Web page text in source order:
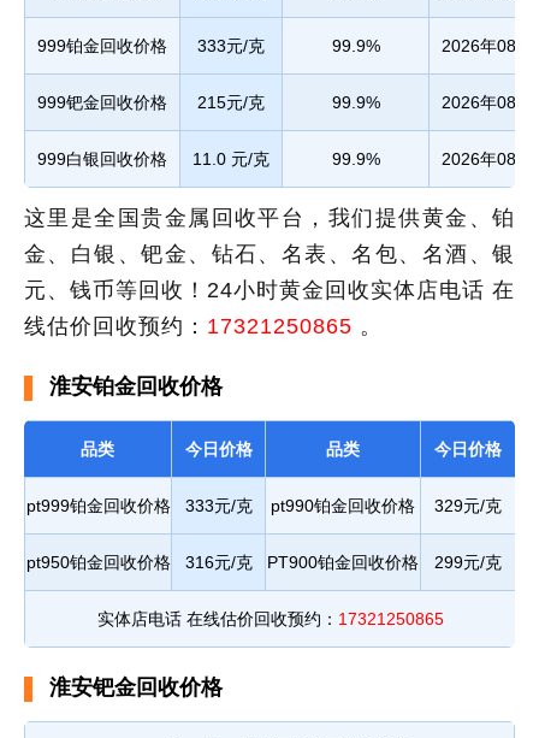
999铂金回收价格 333元/克 99.9% 2026年08月
999钯金回收价格 215元/克 99.9% 2026年08月
999白银回收价格 11.0 元/克 99.9% 2026年08月
这里是全国贵金属回收平台，我们提供黄金、铂
金、白银、钯金、钻石、名表、名包、名酒、银
元、钱币等回收！24小时黄金回收实体店电话 在
线估价回收预约： 17321250865 。
淮安铂金回收价格
品类 今日价格 品类 今日价格
pt999铂金回收价格 333元/克 pt990铂金回收价格 329元/克
pt950铂金回收价格 316元/克 PT900铂金回收价格 299元/克
实体店电话 在线估价回收预约： 17321250865
淮安钯金回收价格